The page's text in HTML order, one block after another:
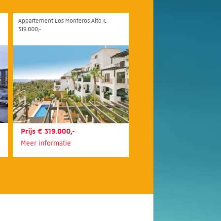
Appartement Los Monteros Alto €
319.000,-
Prijs € 319.000,-
Meer informatie